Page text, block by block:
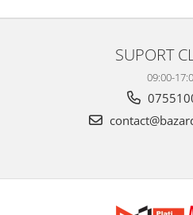
SUPORT
09:00-